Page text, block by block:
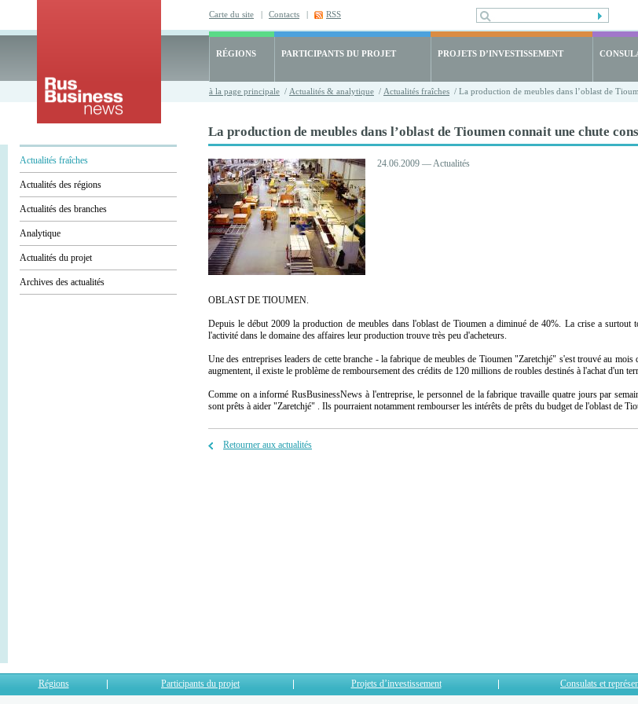
Carte du site | Contacts | RSS
RÉGIONS PARTICIPANTS DU PROJET PROJETS D’INVESTISSEMENT
à la page principale / Actualités & analytique / Actualités fraîches / La production de meubles dans l’oblast de
Actualités fraîches
Actualités des régions
Actualités des branches
Analytique
Actualités du projet
Archives des actualités
La production de meubles dans l’oblast de Tioumen connait une chute
24.06.2009 — Actualités
OBLAST DE TIOUMEN.
Depuis le début 2009 la production de meubles dans l'oblast de Tioumen a diminué de 40%. La crise a surtout
l'activité dans le domaine des affaires leur production trouve très peu d'acheteurs.
Une des entreprises leaders de cette branche - la fabrique de meubles de Tioumen "Zaretchjé" s'est trouvé au
augmentent, il existe le problème de remboursement des crédits de 120 millions de roubles destinés à l'achat d'un
Comme on a informé RusBusinessNews à l'entreprise, le personnel de la fabrique travaille quatre jours par
sont prêts à aider "Zaretchjé" . Ils pourraient notamment rembourser les intérêts de prêts du budget de l'oblast de
Retourner aux actualités
Régions Participants du projet Projets d’investissement Consulats et